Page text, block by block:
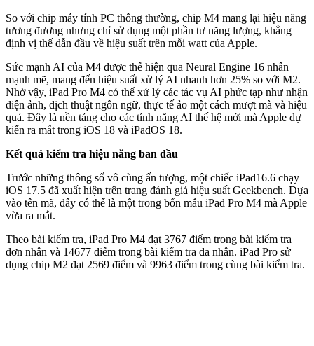
So với chip máy tính PC thông thường, chip M4 mang lại hiệu năng
tương đương nhưng chỉ sử dụng một phần tư năng lượng, khẳng
định vị thế dẫn đầu về hiệu suất trên mỗi watt của Apple.
Sức mạnh AI của M4 được thể hiện qua Neural Engine 16 nhân
mạnh mẽ, mang đến hiệu suất xử lý AI nhanh hơn 25% so với M2.
Nhờ vậy, iPad Pro M4 có thể xử lý các tác vụ AI phức tạp như nhận
diện ảnh, dịch thuật ngôn ngữ, thực tế ảo một cách mượt mà và hiệu
quả. Đây là nền tảng cho các tính năng AI thế hệ mới mà Apple dự
kiến ra mắt trong iOS 18 và iPadOS 18.
Kết quả kiểm tra hiệu năng ban đầu
Trước những thông số vô cùng ấn tượng, một chiếc iPad16.6 chạy
iOS 17.5 đã xuất hiện trên trang đánh giá hiệu suất Geekbench. Dựa
vào tên mã, đây có thể là một trong bốn mẫu iPad Pro M4 mà Apple
vừa ra mắt.
Theo bài kiểm tra, iPad Pro M4 đạt 3767 điểm trong bài kiểm tra
đơn nhân và 14677 điểm trong bài kiểm tra đa nhân. iPad Pro sử
dụng chip M2 đạt 2569 điểm và 9963 điểm trong cùng bài kiểm tra.